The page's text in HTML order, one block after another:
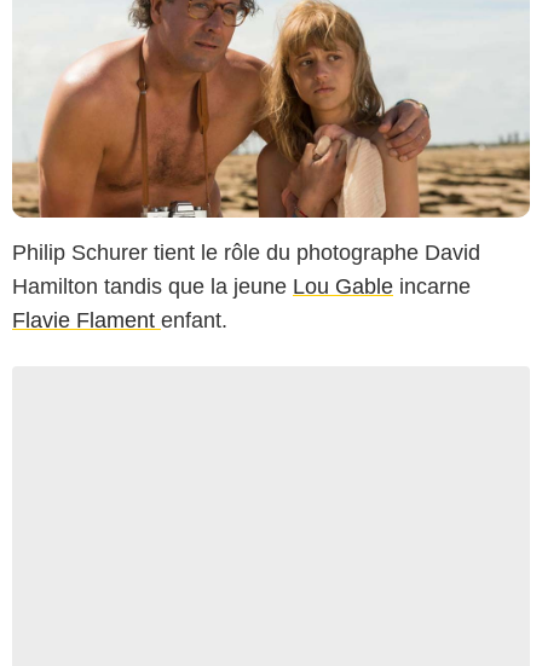
Philip Schurer tient le rôle du photographe David
Hamilton tandis que la jeune Lou Gable incarne
Flavie Flament enfant.